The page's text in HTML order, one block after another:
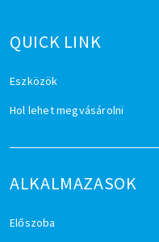
QUICK LINK
Eszközök
Hol lehet megvásárolni
ALKALMAZASOK
Előszoba